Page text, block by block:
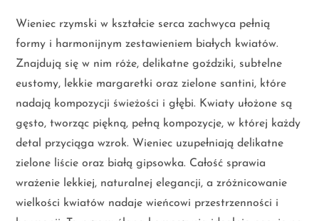
Wieniec rzymski w kształcie serca zachwyca pełnią
formy i harmonijnym zestawieniem białych kwiatów.
Znajdują się w nim róże, delikatne goździki, subtelne
eustomy, lekkie margaretki oraz zielone santini, które
nadają kompozycji świeżości i głębi. Kwiaty ułożone są
gęsto, tworząc piękną, pełną kompozycje, w której każdy
detal przyciąga wzrok. Wieniec uzupełniają delikatne
zielone liście oraz białą gipsowka. Całość sprawia
wrażenie lekkiej, naturalnej elegancji, a zróżnicowanie
wielkości kwiatów nadaje wieńcowi przestrzenności i